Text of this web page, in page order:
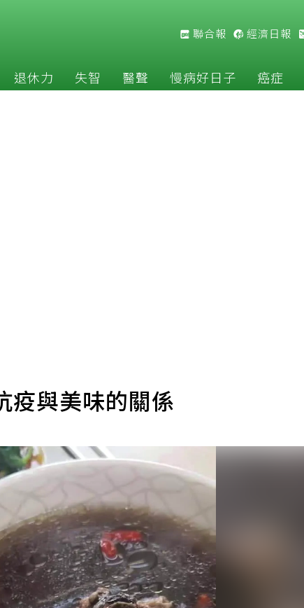
聯合報 經濟日報
退休力 失智 醫聲 慢病好日子 癌症
疫與美味的關係